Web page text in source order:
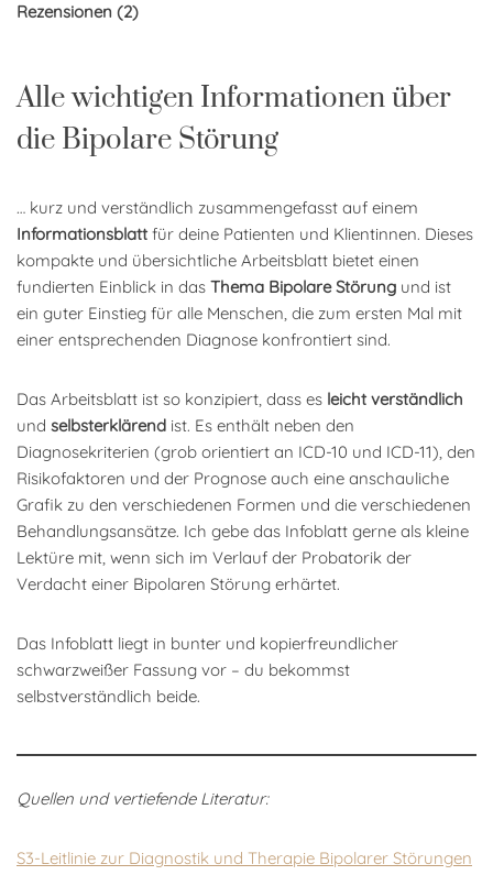
Rezensionen (2)
Alle wichtigen Informationen über
die Bipolare Störung
… kurz und verständlich zusammengefasst auf einem
Informationsblattfür deine Patienten und Klientinnen. Dieses
kompakte und übersichtliche Arbeitsblatt bietet einen
fundierten Einblick in das Thema Bipolare Störung und ist
ein guter Einstieg für alle Menschen, die zum ersten Mal mit
einer entsprechenden Diagnose konfrontiert sind.
Das Arbeitsblatt ist so konzipiert, dass es leicht verständlich
und selbsterklärend ist. Es enthält neben den
Diagnosekriterien (grob orientiert an ICD-10 und ICD-11), den
Risikofaktoren und der Prognose auch eine anschauliche
Grafik zu den verschiedenen Formen und die verschiedenen
Behandlungsansätze. Ich gebe das Infoblatt gerne als kleine
Lektüre mit, wenn sich im Verlauf der Probatorik der
Verdacht einer Bipolaren Störung erhärtet.
Das Infoblatt liegt in bunter und kopierfreundlicher
schwarzweißer Fassung vor – du bekommst
selbstverständlich beide.
Quellen und vertiefende Literatur:
S3-Leitlinie zur Diagnostik und Therapie Bipolarer Störungen